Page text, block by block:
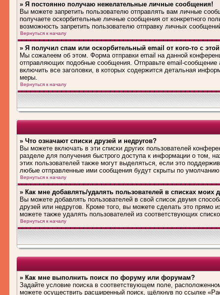
» Я постоянно получаю нежелательные личные сообщения!
Вы можете запретить пользователю отправлять вам личные
получаете оскорбительные личные сообщения от конкретного
возможность запретить пользователю отправку личных
Вернуться к началу
» Я получил спам или оскорбительный email от кого-то с
Мы сожалеем об этом. Форма отправки email на данной
отправляющих подобные сообщения. Отправьте email-
включить все заголовки, в которых содержится детальная
меры.
Вернуться к началу
» Что означают списки друзей и недругов?
Вы можете включать в эти списки других пользователей
разделе для получения быстрого доступа к информации о том,
этих пользователей также могут выделяться, если это
любые отправленные ими сообщения будут скрыты по
Вернуться к началу
» Как мне добавлять/удалять пользователей в списках моих
Вы можете добавлять пользователей в свой список двумя
друзей или недругов. Кроме того, вы можете сделать это прямо
можете также удалять пользователей из соответствующих
Вернуться к началу
» Как мне выполнить поиск по форуму или форумам?
Задайте условие поиска в соответствующем поле,
можете осуществить расширенный поиск, щёлкнув по ссылке